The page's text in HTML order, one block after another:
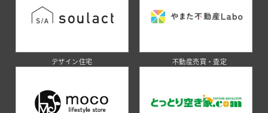
デザイン住宅 不動産売買・査定